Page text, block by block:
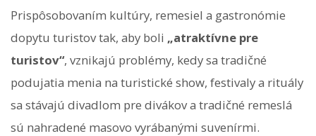
Prispôsobovaním kultúry, remesiel a gastronómie
dopytu turistov tak, aby boli „atraktívne pre
turistov“, vznikajú problémy, kedy sa tradičné
podujatia menia na turistické show, festivaly a rituály
sa stávajú divadlom pre divákov a tradičné remeslá
sú nahradené masovo vyrábanými suvenírmi.